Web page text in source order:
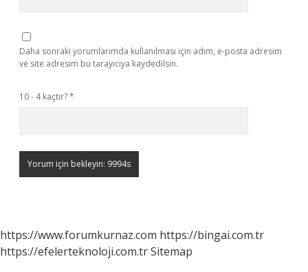
Daha sonraki yorumlarımda kullanılması için adım, e-posta adresim
ve site adresim bu tarayıcıya kaydedilsin.
10 - 4 kaçtır?*
https://www.forumkurnaz.com https://bingai.com.tr
https://efelerteknoloji.com.trSitemap